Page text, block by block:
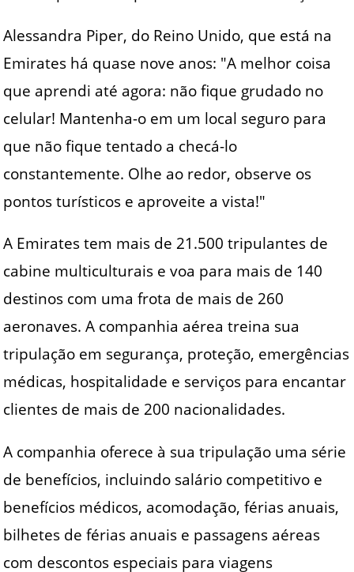
Alessandra Piper, do Reino Unido, que está na
Emirates há quase nove anos: "A melhor coisa
que aprendi até agora: não fique grudado no
celular! Mantenha-o em um local seguro para
que não fique tentado a checá-lo
constantemente. Olhe ao redor, observe os
pontos turísticos e aproveite a vista!"
A Emirates tem mais de 21.500 tripulantes de
cabine multiculturais e voa para mais de 140
destinos com uma frota de mais de 260
aeronaves. A companhia aérea treina sua
tripulação em segurança, proteção, emergências
médicas, hospitalidade e serviços para encantar
clientes de mais de 200 nacionalidades.
A companhia oferece à sua tripulação uma série
de benefícios, incluindo salário competitivo e
benefícios médicos, acomodação, férias anuais,
bilhetes de férias anuais e passagens aéreas
com descontos especiais para viagens